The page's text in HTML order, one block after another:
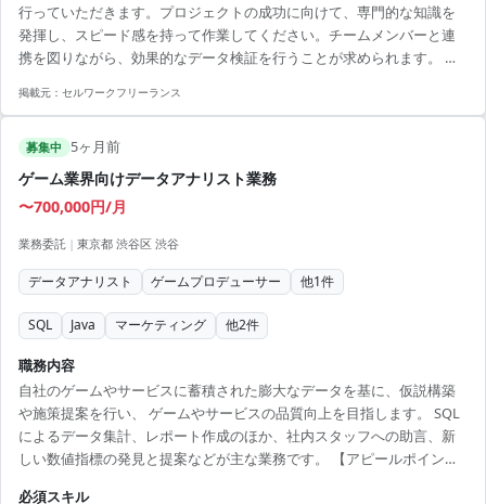
行っていただきます。プロジェクトの成功に向けて、専門的な知識を
発揮し、スピード感を持って作業してください。チームメンバーと連
携を図りながら、効果的なデータ検証を行うことが求められます。 ■
コミュニケーションを通じたプロジェクト推進 ・データ精度向上のた
せる環境 ・リモート併用でフレキシブルな働き方が可能 ・Power BIの
専門的なスキルを活かしたデータ分析の経験を積める ・大手企業との
掲載元： セルワークフリーランス
募集中 5ヶ月前
ゲーム業界向けデータアナリスト業務
〜700,000円/月
業務委託 | 東京都 渋谷区 渋谷
データアナリスト ゲームプロデューサー 他1件
SQL Java マーケティング 他2件
職務内容
自社のゲームやサービスに蓄積された膨大なデータを基に、仮説構築
や施策提案を行い、 ゲームやサービスの品質向上を目指します。 SQL
によるデータ集計、レポート作成のほか、社内スタッフへの助言、新
しい数値指標の発見と提案などが主な業務です。 【アピールポイン
必須スキル